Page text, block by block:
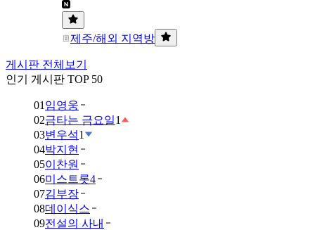
제주/해외 지역방
게시판 전체보기
인기 게시판 TOP 50
01 임영웅
02금타는 금요일1
03변우석1
04박지현
05이찬원
06미스트롯4
07김부장
08데이식스
09전설의 사내